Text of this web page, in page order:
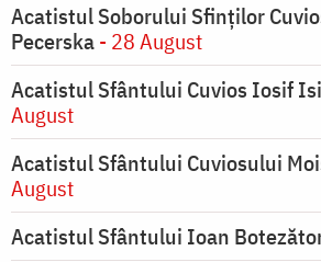
Acatistul Soborului Sfinților
Pecerska- 28 August
Acatistul Sfântului Cuvios Iosif
August
Acatistul Sfântului Cuviosului
August
Acatistul Sfântului Ioan